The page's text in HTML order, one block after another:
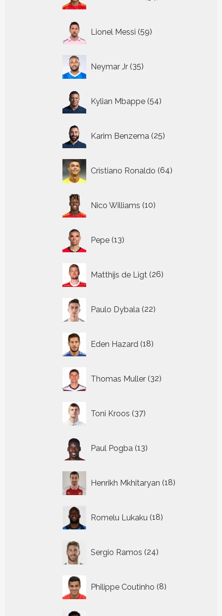
producten
Lionel Messi 59
producten
Neymar Jr 35
producten
Kylian Mbappe 54
producten
Karim Benzema 25
producten
Cristiano Ronaldo 64
producten
Nico Williams 10
producten
Pepe 13
producten
Matthijs de Ligt 26
producten
Paulo Dybala 22
producten
Eden Hazard 18
producten
Thomas Muller 32
producten
Toni Kroos 37
producten
Paul Pogba 13
producten
Henrikh Mkhitaryan 18
producten
Romelu Lukaku 18
producten
Sergio Ramos 24
producten
Philippe Coutinho 8
producten